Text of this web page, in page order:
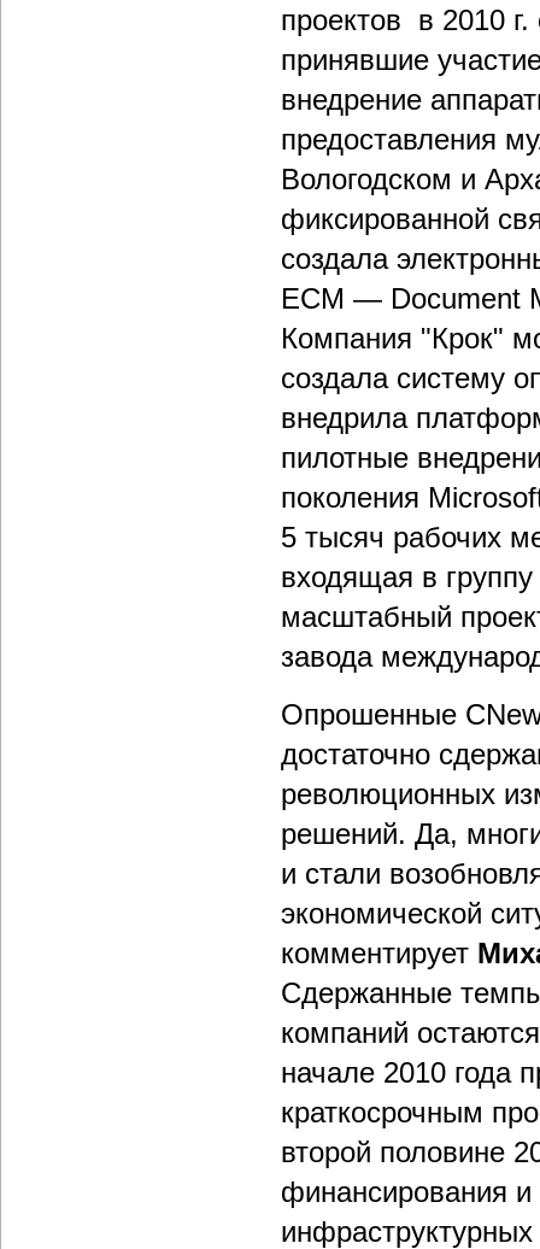
проектов в 2010
принявшие
внедрение
предоставления
Вологодском и
фиксированной
создала
ECM — Document
Компания "Крок"
создала систему
внедрила
пилотные
поколения
5 тысяч рабочих
входящая в
масштабный
завода
Опрошенные
достаточно
революционных
решений. Да,
и стали
экономической
комментирует
Сдержанные
компаний
начале 2010 года
краткосрочным
второй половине
финансирования